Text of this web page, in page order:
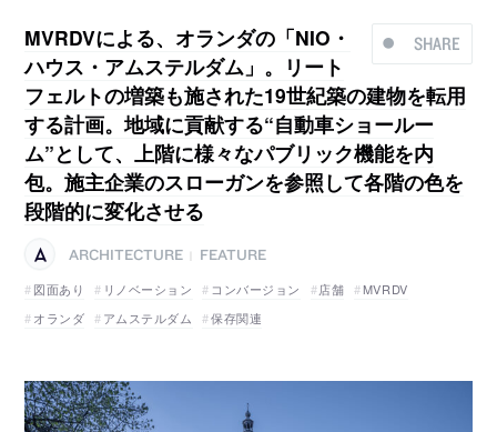
SHARE
MVRDVによる、オランダの「NIO・
ハウス・アムステルダム」。リート
フェルトの増築も施された19世紀築の建物を転用
する計画。地域に貢献する“自動車ショールー
ム”として、上階に様々なパブリック機能を内
包。施主企業のスローガンを参照して各階の色を
段階的に変化させる
ARCHITECTURE
FEATURE
図面あり
リノベーション コンバージョン 店舗
MVRDV
オランダ
アムステルダム 保存関連